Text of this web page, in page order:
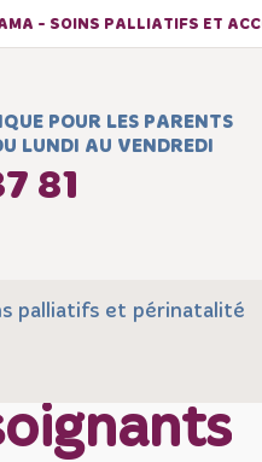
- SOINS PALLIATIFS ET
POUR LES PARENTS
LUNDI AU VENDREDI
81
palliatifs et périnatalité